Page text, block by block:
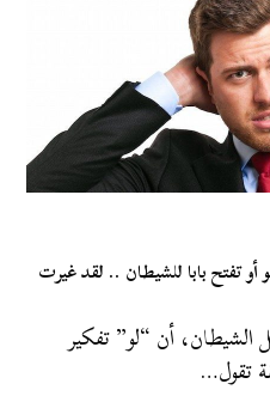
تفتح بابا للشيطان .. لقد غيرت
أن “لو” تفكير
تقول…